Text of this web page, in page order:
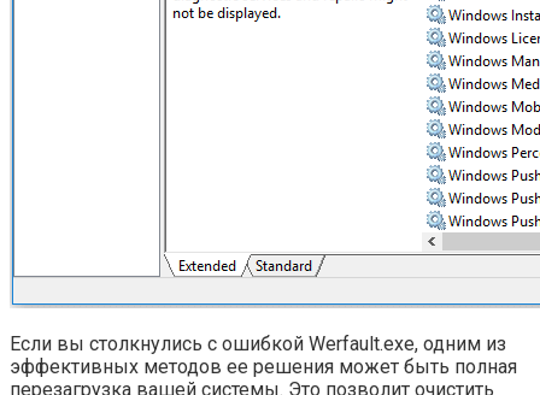
Если вы столкнулись с ошибкой Werfault.exe, одним из
эффективных методов ее решения может быть полная
перезагрузка вашей системы. Это позволит очистить